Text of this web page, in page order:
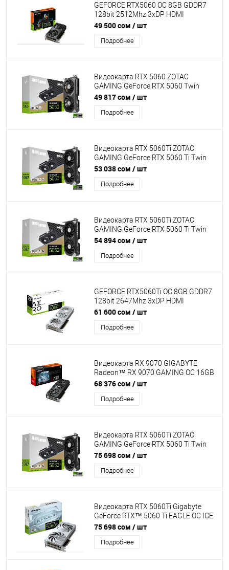
GEFORCE RTX5060 OC 8GB GDDR7
128bit 2512Mhz 3xDP HDMI
GIGABYTE GV-N5060WF2MAX OC-
8GD
49 500 сом / шт
Подробнее
Видеокарта RTX 5060 ZOTAC
GAMING GeForce RTX 5060 Twin
Edge 8GB GDDR7, Engine clock
2497MHz, Memory clock 28000MHz,
128Bit, 3xDP, HDMI [ZT-B50600E-10M]
49 817 сом / шт
Подробнее
Видеокарта RTX 5060Ti ZOTAC
GAMING GeForce RTX 5060 Ti Twin
Edge 8GB GDDR7, Engine clock
2572MHz, Memory clock 28000MHz,
128Bit, 3xDP, HDMI [ZT-B50610E-10M]
53 038 сом / шт
Подробнее
Видеокарта RTX 5060Ti ZOTAC
GAMING GeForce RTX 5060 Ti Twin
Edge OC 8GB GDDR7, Engine clock
2602MHz, Memory clock 28000MHz,
128Bit, 3xDP, HDMI [ZT-B50610H-10M]
54 894 сом / шт
Подробнее
GEFORCE RTX5060Ti OC 8GB GDDR7
128bit 2647Mhz 3xDP HDMI
GIGABYTE GV-N506TAERO OC-8GD
61 600 сом / шт
Подробнее
Видеокарта RX 9070 GIGABYTE
Radeon™ RX 9070 GAMING OC 16GB
GDDR6, Engine clock up 2700MHz,
Memory clock 20000MHz, 256Bit,
2xDP, 2xHDMI [GV-R9070GAMING OC-
68 376 сом / шт
Подробнее
Видеокарта RTX 5060Ti ZOTAC
GAMING GeForce RTX 5060 Ti Twin
Edge 16GB GDDR7, Engine clock
2572MHz, Memory clock 28000MHz,
128Bit, 3xDP, HDMI [ZT-B50620E-10M]
75 698 сом / шт
Подробнее
Видеокарта RTX 5060Ti Gigabyte
GeForce RTX™ 5060 Ti EAGLE OC ICE
16GB GDDR7, Engine clock 2617MHz,
Memory clock 28000MHz, 128Bit,
3xDP, HDMI [GV-N506TEAGLEOC ICE-
75 698 сом / шт
Подробнее